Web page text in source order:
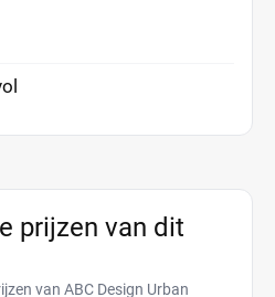
prijzen van dit
van ABC Design Urban